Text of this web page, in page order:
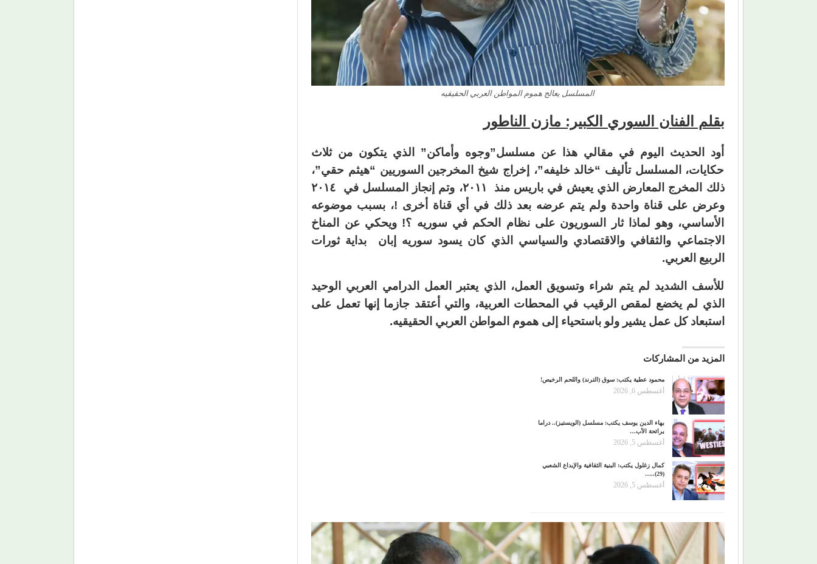
المسلسل يعالج هموم المواطن العربي الحقيقيه
بقلم الفنان السوري الكبير: مازن الناطور
أود الحديث اليوم في مقالي هذا عن مسلسل”وجوه وأماكن” الذي يتكون من ثلاث
حكايات، المسلسل تأليف “خالد خليفه”، إخراج شيخ المخرجين السوريين “هيثم حقي”،
ذلك المخرج المعارض الذي يعيش في باريس منذ ٢٠١١، وتم إنجاز المسلسل في ٢٠١٤
وعرض على قناة واحدة ولم يتم عرضه بعد ذلك في أي قناة أخرى !، بسبب موضوعه
الأساسي، وهو لماذا ثار السوريون على نظام الحكم في سوريه ؟! ويحكي عن المناخ
الاجتماعي والثقافي والاقتصادي والسياسي الذي كان يسود سوريه إبان بداية ثورات
الربيع العربي.
للأسف الشديد لم يتم شراء وتسويق العمل، الذي يعتبر العمل الدرامي العربي الوحيد
الذي لم يخضع لمقص الرقيب في المحطات العربية، والتي أعتقد جازما إنها تعمل على
استبعاد كل عمل يشير ولو باستحياء إلى هموم المواطن العربي الحقيقيه.
المزيد من المشاركات
محمود عطية يكتب: سوق (الترند) واللحم الرخيص!
أغسطس 6, 2026
بهاء الدين يوسف يكتب: مسلسل (الويستيز).. دراما
برائحة الأب…
أغسطس 5, 2026
كمال زغلول يكتب: البنية الثقافية والإبداع الشعبي
(29)..…
أغسطس 5, 2026